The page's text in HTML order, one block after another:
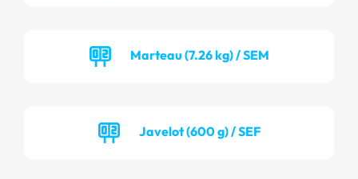
Marteau (7.26 kg) / SEM
Javelot (600 g) / SEF